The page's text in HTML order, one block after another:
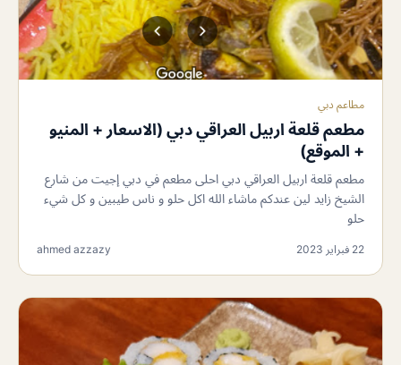
مطاعم دبي
مطعم قلعة اربيل العراقي دبي (الاسعار + المنيو
+ الموقع)
مطعم قلعة اربيل العراقي دبي احلى مطعم في دبي إجيت من شارع
الشيخ زايد لين عندكم ماشاء الله اكل حلو و ناس طيبين و كل شيء
حلو
22 فبراير 2023 ahmed azzazy